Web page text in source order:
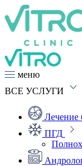
меню
ВСЕ УСЛУГИ
Лечение
ПГД